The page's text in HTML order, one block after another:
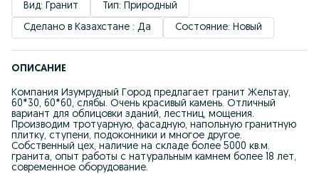
Вид: Гранит
Тип: Природный
Сделано в Казахстане : Да
Состояние: Новый
ОПИСАНИЕ
Компания Изумрудный Город предлагает гранит Жельтау,
60*30, 60*60, слябы. Очень красивый камень. Отличный
вариант для облицовки зданий, лестниц, мощения.
Производим тротуарную, фасадную, напольную гранитную
плитку, ступени, подоконники и многое другое.
Собственный цех, наличие на складе более 5000 кв.м.
гранита, опыт работы с натуральным камнем более 18 лет,
современное оборудование.